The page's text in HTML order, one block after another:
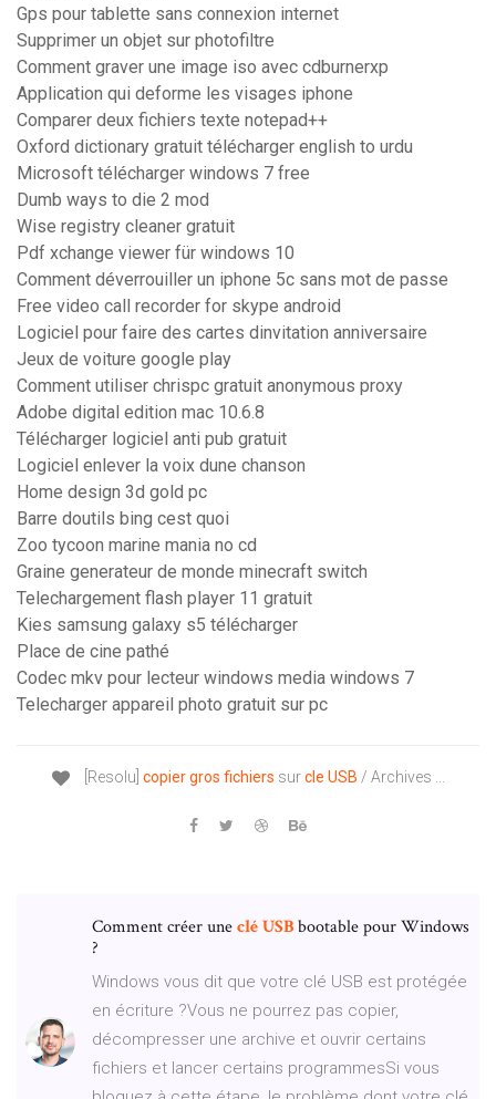
Gps pour tablette sans connexion internet
Supprimer un objet sur photofiltre
Comment graver une image iso avec cdburnerxp
Application qui deforme les visages iphone
Comparer deux fichiers texte notepad++
Oxford dictionary gratuit télécharger english to urdu
Microsoft télécharger windows 7 free
Dumb ways to die 2 mod
Wise registry cleaner gratuit
Pdf xchange viewer für windows 10
Comment déverrouiller un iphone 5c sans mot de passe
Free video call recorder for skype android
Logiciel pour faire des cartes dinvitation anniversaire
Jeux de voiture google play
Comment utiliser chrispc gratuit anonymous proxy
Adobe digital edition mac 10.6.8
Télécharger logiciel anti pub gratuit
Logiciel enlever la voix dune chanson
Home design 3d gold pc
Barre doutils bing cest quoi
Zoo tycoon marine mania no cd
Graine generateur de monde minecraft switch
Telechargement flash player 11 gratuit
Kies samsung galaxy s5 télécharger
Place de cine pathé
Codec mkv pour lecteur windows media windows 7
Telecharger appareil photo gratuit sur pc
[Resolu] copier gros fichiers surcle USB / Archives ...
Comment créer unecléUSBbootable pour Windows
?
Windows vous dit que votre clé USB est protégée
en écriture ?Vous ne pourrez pas copier,
décompresser une archive et ouvrir certains
fichiers et lancer certains programmesSi vous